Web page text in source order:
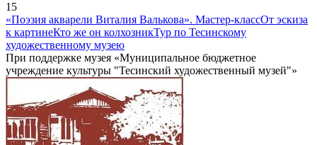
15
«Поэзия акварели Виталия Валькова». Мастер-классОт эскиза
к картинеКто же он колхозникТур по Тесинскому
художественному музею
При поддержке музея «Муниципальное бюджетное
учреждение культуры "Тесинский художественный музей"»